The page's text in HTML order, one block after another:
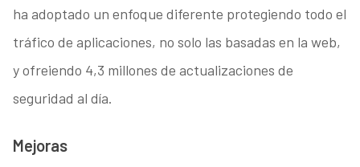
ha adoptado un enfoque diferente protegiendo todo el
tráfico de aplicaciones, no solo las basadas en la web,
y ofreiendo 4,3 millones de actualizaciones de
seguridad al día.
Mejoras